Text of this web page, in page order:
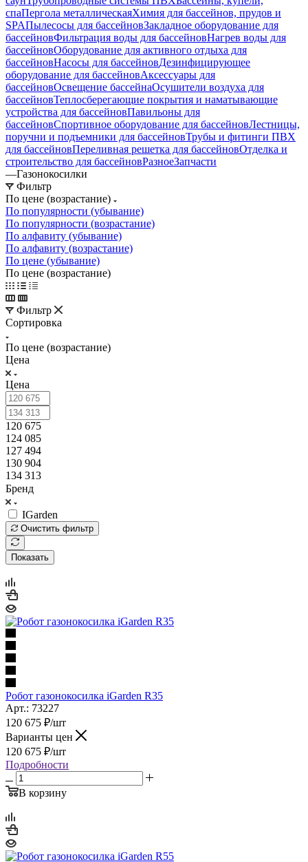
спаПергола металлическаяХимия для бассейнов, прудов и
SPAПылесосы для бассейновЗакладное оборудование для
бассейновФильтрация воды для бассейновНагрев воды для
бассейновОборудование для активного отдыха для
бассейновНасосы для бассейновДезинфицирующее
оборудование для бассейновАксессуары для
бассейновОсвещение бассейнаОсушители воздуха для
бассейновТеплосберегающие покрытия и наматывающие
устройства для бассейновПавильоны для
бассейновСпортивное оборудование для бассейновЛестницы,
поручни и подъемники для бассейновТрубы и фитинги ПВХ
для бассейновПереливная решетка для бассейновОтделка и
строительство для бассейновРазноеЗапчасти
—Газонокосилки
Фильтр
По цене (возрастание)
По популярности (убывание)
По популярности (возрастание)
По алфавиту (убывание)
По алфавиту (возрастание)
По цене (убывание)
По цене (возрастание)
Фильтр
Сортировка
По цене (возрастание)
Цена
Цена
120 675
124 085
127 494
130 904
134 313
Бренд
IGarden
Очистить фильтр
Показать
Робот газонокосилка iGarden R35
Арт.: 73227
120 675 ₽/шт
Варианты цен
120 675 ₽/шт
Подробности
В корзину